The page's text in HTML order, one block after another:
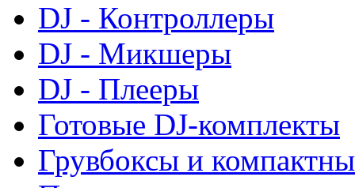
DJ - Контроллеры
DJ - Микшеры
DJ - Плееры
Готовые DJ-комплекты
Грувбоксы и